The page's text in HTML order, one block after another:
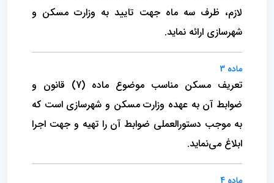
لازم، ظرف سه ماه جهت تایید به وزارت مسکن و
شهرسازی ارائه نماید.
ماده 3
تعریف مسکن مناسب موضوع ماده (7) قانون و
ضوابط آن به عهده وزارت مسکن و شهرسازی است که
به موجب دستورالعملی ضوابط آن را تهیه و جهت اجرا
ابلاغ می‌نماید.